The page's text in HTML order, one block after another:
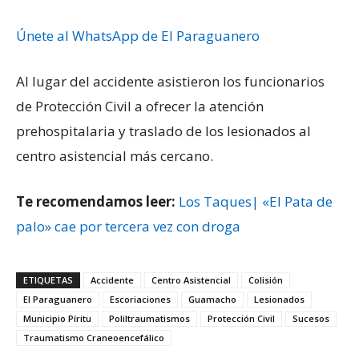
Únete al WhatsApp de El Paraguanero
Al lugar del accidente asistieron los funcionarios
de Protección Civil a ofrecer la atención
prehospitalaria y traslado de los lesionados al
centro asistencial más cercano.
Te recomendamos leer: Los Taques| «El Pata de
palo» cae por tercera vez con droga
ETIQUETAS Accidente Centro Asistencial
Colisión
El Paraguanero
Escoriaciones Guamacho
Lesionados
Municipio Píritu
Poliltraumatismos Protección Civil
Sucesos
Traumatismo Craneoencefálico